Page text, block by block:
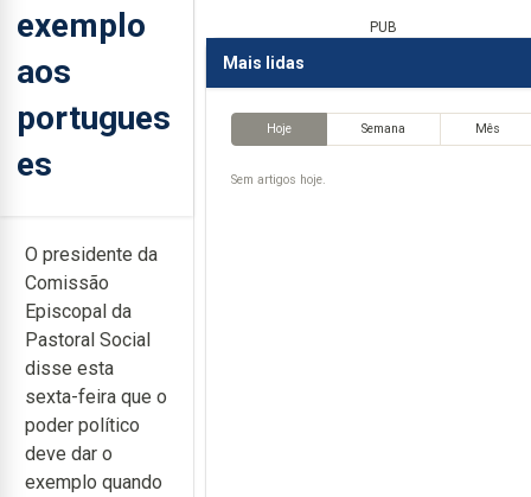
exemplo
aos
portugues
es
O presidente da
Comissão
Episcopal da
Pastoral Social
disse esta
sexta-feira que o
poder político
deve dar o
exemplo quando
PUB
Mais lidas
Hoje Semana Mês
Sem artigos hoje.